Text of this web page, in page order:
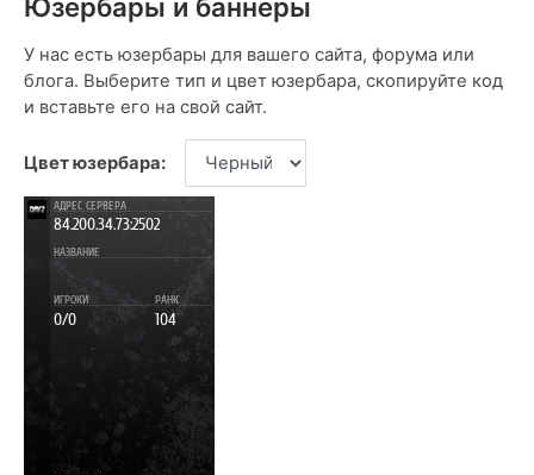
Юзербары и баннеры
У нас есть юзербары для вашего сайта, форума или
блога. Выберите тип и цвет юзербара, скопируйте код
и вставьте его на свой сайт.
Цвет юзербара: